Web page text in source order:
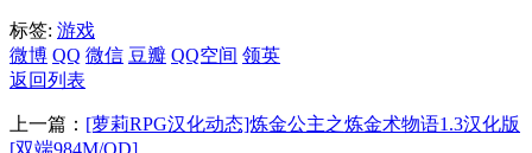
标签: 游戏
微博 QQ 微信 豆瓣 QQ空间 领英
返回列表
上一篇： [萝莉RPG汉化动态]炼金公主之炼金术物语1.3汉化版
[双端984M/OD]